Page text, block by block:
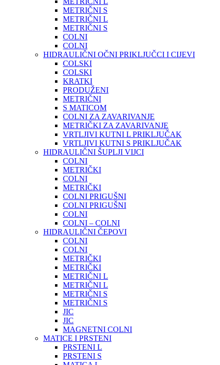
METRIČNI S
METRIČNI L
METRIČNI S
COLNI
COLNI
HIDRAULIČNI OČNI PRIKLJUČCI I CIJEVI
COLSKI
COLSKI
KRATKI
PRODUŽENI
METRIČNI
S MATICOM
COLNI ZA ZAVARIVANJE
METRIČKI ZA ZAVARIVANJE
VRTLJIVI KUTNI L PRIKLJUČAK
VRTLJIVI KUTNI S PRIKLJUČAK
HIDRAULIČNI ŠUPLJI VIJCI
COLNI
METRIČKI
COLNI
METRIČKI
COLNI PRIGUŠNI
COLNI PRIGUŠNI
COLNI
COLNI – COLNI
HIDRAULIČNI ČEPOVI
COLNI
COLNI
METRIČKI
METRIČKI
METRIČNI L
METRIČNI L
METRIČNI S
METRIČNI S
JIC
JIC
MAGNETNI COLNI
MATICE I PRSTENI
PRSTENI L
PRSTENI S